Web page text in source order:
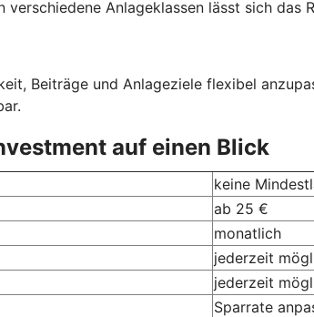
Anlageklassen lässt sich
Beiträge und Anlageziele flexibel
auf einen Blick
keine
ab 25 €
monatlich
jederzeit
jederzeit
Sparrate